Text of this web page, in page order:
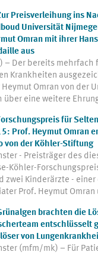
Preisverleihung ins
Universität
Omran mit ihrer
aus
– Der bereits mehrfach
Krankheiten
Omran von der
über eine weitere
für
Prof. Heymut Omran
von der Köhler-Stiftung
- Preisträger des
Köhler-
zwei Kinderärzte - einer
Prof. Heymut
brachten die
entschlüsselt
von
(mfm/mk) – Für